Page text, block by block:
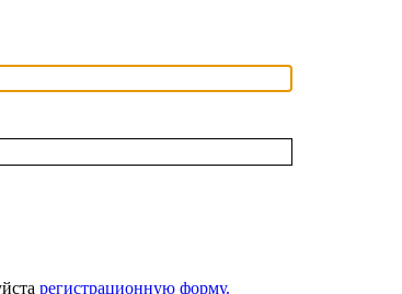
регистрационную форму.